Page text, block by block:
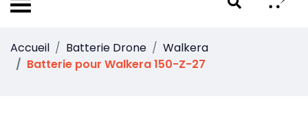
Accueil Batterie Drone
Walkera
Batterie pour Walkera 150-Z-27